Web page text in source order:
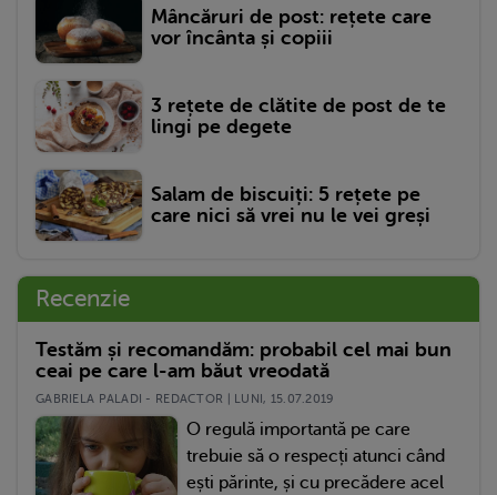
Mâncăruri de post: rețete care
vor încânta și copiii
3 rețete de clătite de post de te
lingi pe degete
Salam de biscuiți: 5 rețete pe
care nici să vrei nu le vei greși
Recenzie
Testăm și recomandăm: probabil cel mai bun
ceai pe care l-am băut vreodată
GABRIELA PALADI - REDACTOR | LUNI, 15.07.2019
O regulă importantă pe care
trebuie să o respecți atunci când
ești părinte, și cu precădere acel